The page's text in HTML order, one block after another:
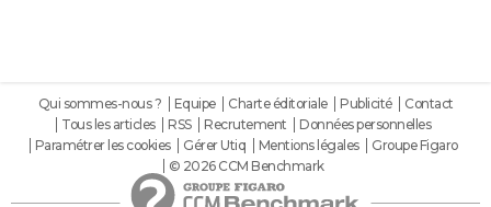
Qui sommes-nous ? Equipe Charte éditoriale Publicité
Contact
Tous les articles
RSS Recrutement
Données personnelles
Paramétrer les cookies
Gérer Utiq Mentions légales
Groupe Figaro
© 2026 CCM Benchmark